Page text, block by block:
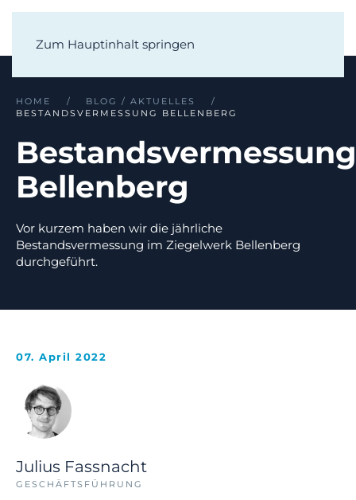
Zum Hauptinhalt springen
HOME
BLOG / AKTUELLES
BESTANDSVERMESSUNG BELLENBERG
Bestandsvermessung
Bellenberg
Vor kurzem haben wir die jährliche
Bestandsvermessung im Ziegelwerk Bellenberg
durchgeführt.
07. April 2022
Julius Fassnacht
GESCHÄFTSFÜHRUNG